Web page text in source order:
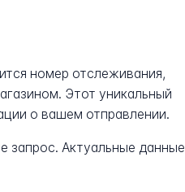
номер отслеживания,
Этот уникальный
о вашем отправлении.
запрос. Актуальные данные